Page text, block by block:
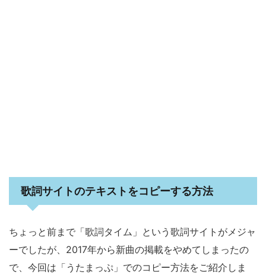
歌詞サイトのテキストをコピーする方法
ちょっと前まで「歌詞タイム」という歌詞サイトがメジャ
ーでしたが、2017年から新曲の掲載をやめてしまったの
で、今回は「うたまっぷ」でのコピー方法をご紹介しま